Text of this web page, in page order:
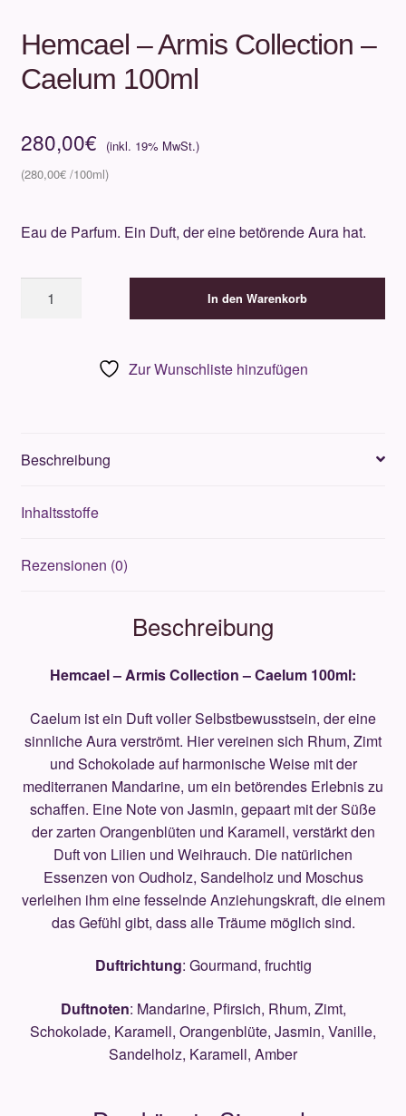
Hemcael – Armis Collection –
Caelum 100ml
280,00€
280,00€
Eau de Parfum. Ein Duft, der eine betörende Aura hat.
In den Warenkorb
Zur Wunschliste hinzufügen
Beschreibung
Inhaltsstoffe
Rezensionen (0)
Beschreibung
Hemcael – Armis Collection – Caelum 100ml:
Caelum ist ein Duft voller Selbstbewusstsein, der eine
sinnliche Aura verströmt. Hier vereinen sich Rhum, Zimt
und Schokolade auf harmonische Weise mit der
mediterranen Mandarine, um ein betörendes Erlebnis zu
schaffen. Eine Note von Jasmin, gepaart mit der Süße
der zarten Orangenblüten und Karamell, verstärkt den
Duft von Lilien und Weihrauch. Die natürlichen
Essenzen von Oudholz, Sandelholz und Moschus
verleihen ihm eine fesselnde Anziehungskraft, die einem
das Gefühl gibt, dass alle Träume möglich sind.
Duftrichtung: Gourmand, fruchtig
Duftnoten: Mandarine, Pfirsich, Rhum, Zimt,
Schokolade, Karamell, Orangenblüte, Jasmin, Vanille,
Sandelholz, Karamell, Amber